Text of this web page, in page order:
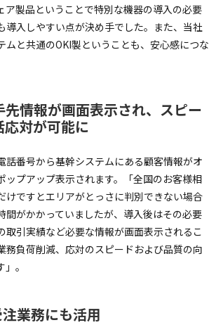
ア製品ということで特別な機器の導入の必要
導入しやすい点が決め手でした。また、当社
ムと共通のOKI製ということも、安心感につな
情報が画面表示され、スピー
対が可能に
話番号から基幹システムにある顧客情報がオ
ップアップ表示されます。「全国のお客様相
けですとエリアがとっさに判別できない場合
間がかかっていましたが、導入後はその必要
取引実績など必要な情報が画面表示されるこ
務負荷削減、応対のスピードおよび品質の向
。
業務にも活用